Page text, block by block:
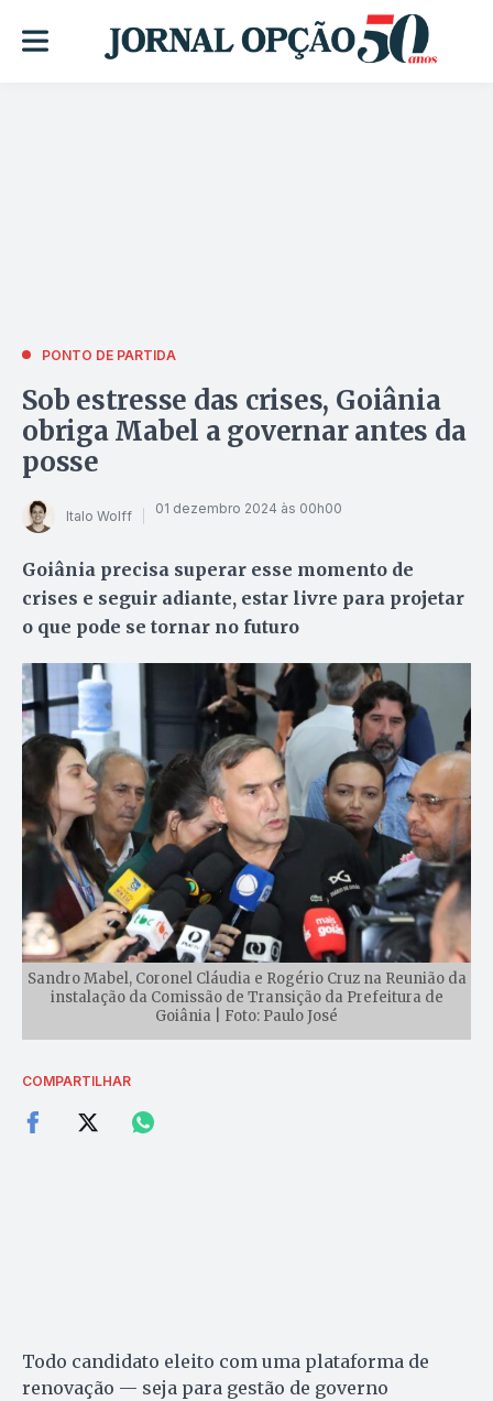
PONTO DE PARTIDA
Sob estresse das crises, Goiânia
obriga Mabel a governar antes da
posse
Italo Wolff 01 dezembro 2024 às 00h00
Goiânia precisa superar esse momento de
crises e seguir adiante, estar livre para projetar
o que pode se tornar no futuro
Sandro Mabel, Coronel Cláudia e Rogério Cruz na Reunião da
instalação da Comissão de Transição da Prefeitura de
Goiânia | Foto: Paulo José
COMPARTILHAR
Todo candidato eleito com uma plataforma de
renovação — seja para gestão de governo